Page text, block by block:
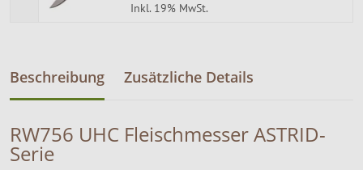
Inkl. 19% MwSt.
Beschreibung Zusätzliche Details
RW756 UHC Fleischmesser ASTRID-
Serie